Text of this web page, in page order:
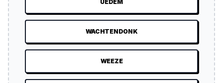
UEDEM
WACHTENDONK
WEEZE